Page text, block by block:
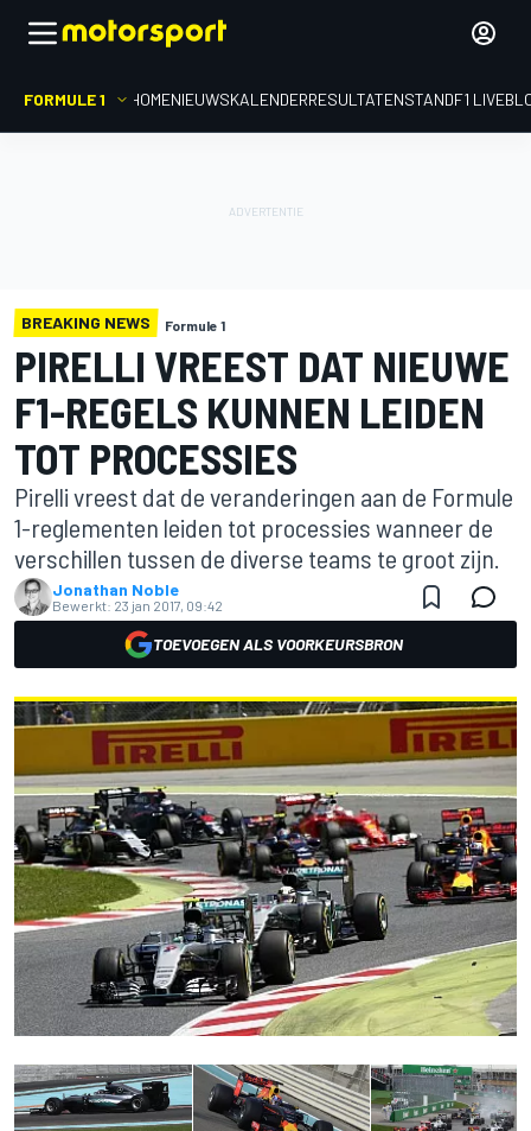
FORMULE 1 HOMENIEUWSKALENDERRESULTATENSTANDF1
BREAKING NEWS Formule 1
PIRELLI VREEST DAT NIEUWE
F1-REGELS KUNNEN LEIDEN
TOT PROCESSIES
Pirelli vreest dat de veranderingen aan de Formule
1-reglementen leiden tot processies wanneer de
verschillen tussen de diverse teams te groot zijn.
Jonathan Noble
Bewerkt: 23 jan 2017, 09:42
TOEVOEGEN ALS VOORKEURSBRON